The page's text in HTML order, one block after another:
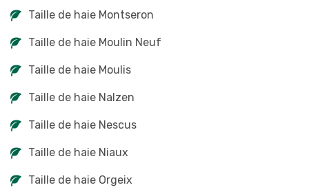
Taille de haie Montseron
Taille de haie Moulin Neuf
Taille de haie Moulis
Taille de haie Nalzen
Taille de haie Nescus
Taille de haie Niaux
Taille de haie Orgeix